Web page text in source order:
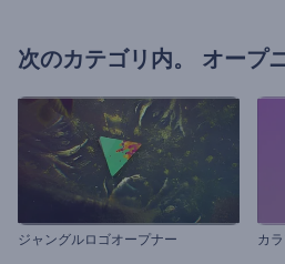
次のカテゴリ内。 オープ
ジャングルロゴオープナー カ